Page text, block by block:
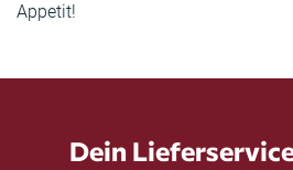
Appetit!
Dein